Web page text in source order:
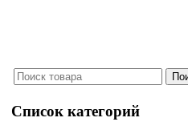
Список категорий